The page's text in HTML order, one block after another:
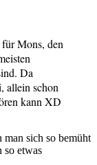
Mons, den
Da
allein schon
kann XD
sich so bemüht
so etwas